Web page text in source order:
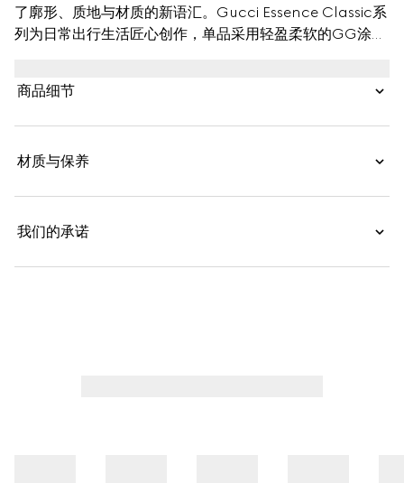
了廓形、质地与材质的新语汇。Gucci Essence Classic系
列为日常出行生活匠心创作，单品采用轻盈柔软的GG涂层
商品细节
材质与保养
我们的承诺